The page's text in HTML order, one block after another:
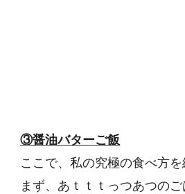
③醤油バターご飯
ここで、私の究極の食べ方を
まず、あｔｔｔっつあつのご